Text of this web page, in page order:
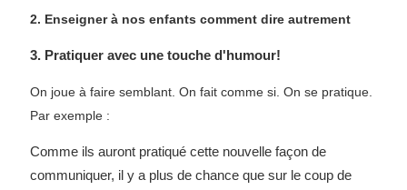
2. Enseigner à nos enfants comment dire autrement
3. Pratiquer avec une touche d'humour!
On joue à faire semblant. On fait comme si. On se pratique.
Par exemple :
Comme ils auront pratiqué cette nouvelle façon de
communiquer, il y a plus de chance que sur le coup de